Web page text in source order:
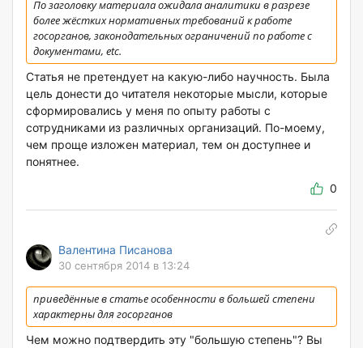
По заголовку материала ожидала аналитики в разрезе
более жёстких нормативных требований к работе
госорганов, законодательных ограничений по работе с
документами, etc.
Статья не претендует на какую-либо научность. Была
цель донести до читателя некоторые мысли, которые
сформировались у меня по опыту работы с
сотрудниками из различных организаций. По-моему,
чем проще изложен материал, тем он доступнее и
понятнее.
0
Валентина Писанова
30 сентября 2014 в 13:24
приведённые в статье особенности в большей степени
характерны для госорганов
Чем можно подтвердить эту "большую степень"? Вы